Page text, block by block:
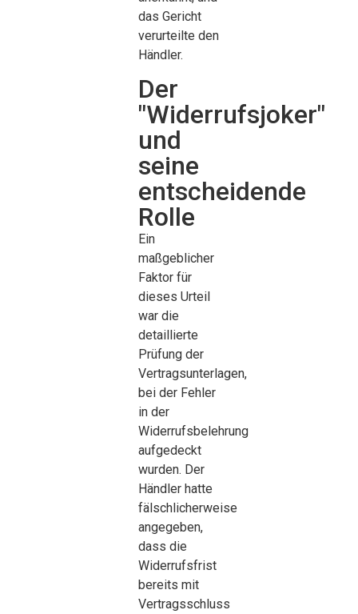
das Gericht
verurteilte den
Händler.
Der
"Widerrufsjoker"
und
seine
entscheidende
Rolle
Ein
maßgeblicher
Faktor für
dieses Urteil
war die
detaillierte
Prüfung der
Vertragsunterlagen,
bei der Fehler
in der
Widerrufsbelehrung
aufgedeckt
wurden. Der
Händler hatte
fälschlicherweise
angegeben,
dass die
Widerrufsfrist
bereits mit
Vertragsschluss